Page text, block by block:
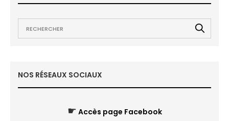
NOS RÉSEAUX SOCIAUX
☛ Accès page Facebook